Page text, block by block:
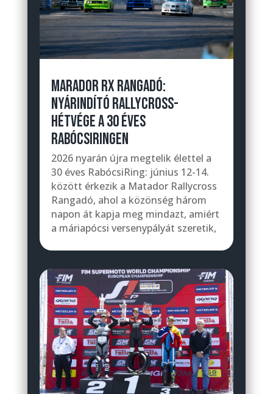
MARADOR RX RANGADÓ:
NYÁRINDÍTÓ RALLYCROSS-
HÉTVÉGE A 30 ÉVES
RABÓCSIRINGEN
2026 nyarán újra megtelik élettel a
30 éves RabócsiRing: június 12-14.
között érkezik a Matador Rallycross
Rangadó, ahol a közönség három
napon át kapja meg mindazt, amiért
a máriapócsi versenypályát szeretik,